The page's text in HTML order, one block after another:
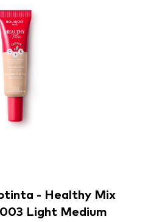
- Healthy Mix
Light Medium